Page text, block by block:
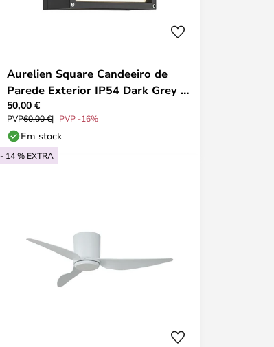
Aurelien Square Candeeiro de
Parede Exterior IP54 Dark Grey -
Lucande
50,00 €
PVP60,00 € PVP -16%
Em stock
- 14 % EXTRA